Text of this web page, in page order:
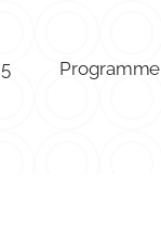
Programme